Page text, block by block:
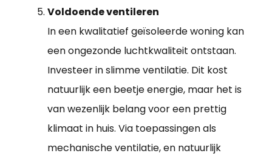
Voldoende ventileren
In een kwalitatief geïsoleerde woning kan
een ongezonde luchtkwaliteit ontstaan.
Investeer in slimme ventilatie. Dit kost
natuurlijk een beetje energie, maar het is
van wezenlijk belang voor een prettig
klimaat in huis. Via toepassingen als
mechanische ventilatie, en natuurlijk